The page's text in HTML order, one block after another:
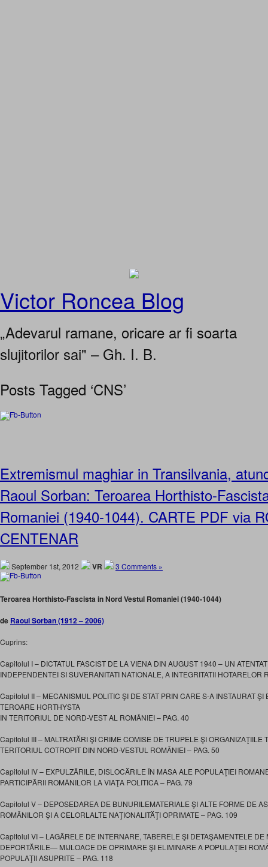
Victor Roncea Blog
„Adevarul ramane, oricare ar fi soarta
slujitorilor sai" – Gh. I. B.
Posts Tagged ‘CNS’
Extremismul maghiar in Transilvania,
Raoul Sorban: Teroarea Horthisto-
Romaniei (1940-1044). CARTE PDF via
CENTENAR
September 1st, 2012 VR 3 Comments »
Teroarea Horthisto-Fascista in Nord Vestul Romaniei (1940-1044)
de Raoul Sorban (1912 – 2006)
Cuprins:
Capitolul I – DICTATUL FASCIST DE LA VIENA DIN AUGUST 1940 – UN
INDEPENDENTEI SI SUVERANITATI NATIONALE, A INTEGRITATII HOTARELOR
Capitolul II – MECANISMUL POLITIC ŞI DE STAT PRIN CARE S-A INSTAURAT ŞI
TEROARE HORTHYSTA
IN TERITORIUL DE NORD-VEST AL ROMÂNIEI – PAG. 40
Capitolul III – MALTRATĂRI ŞI CRIME COMISE DE TRUPELE ŞI ORGANIZAŢIILE
TERITORIUL COTROPIT DIN NORD-VESTUL ROMÂNIEI – PAG. 50
Capitolul IV – EXPULZĂRILE, DISLOCĂRILE ÎN MASA ALE POPULAŢIEI
PARTICIPĂRII ROMÂNILOR LA VIAŢA POLITICA – PAG. 79
Capitolul V – DEPOSEDAREA DE BUNURILEMATERIALE ŞI ALTE FORME DE
ROMÂNILOR ŞI A CELORLALTE NAŢIONALITĂŢI OPRIMATE – PAG. 109
Capitolul VI – LAGĂRELE DE INTERNARE, TABERELE ŞI DETAŞAMENTELE DE
DEPORTĂRILE— MIJLOACE DE OPRIMARE ŞI ELIMINARE A POPULAŢIEI
POPULAŢII ASUPRITE – PAG. 118